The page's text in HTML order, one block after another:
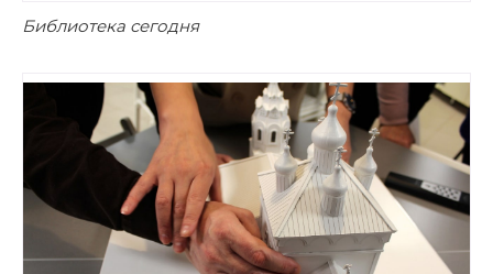
Библиотека сегодня